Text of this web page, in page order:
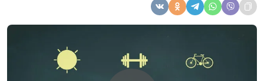
защищающие от
Ирина Остапенко #113
Диета и рак Ирина Остапенко